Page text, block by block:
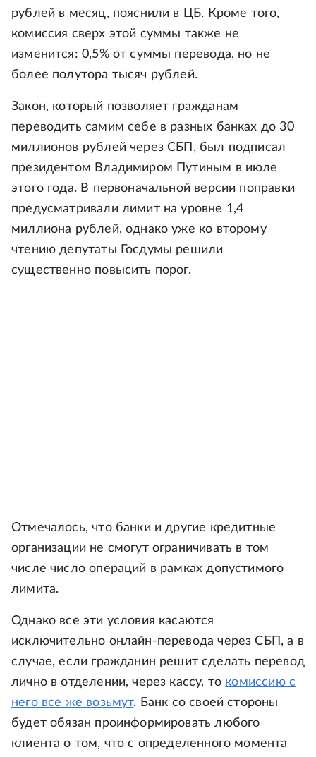
рублей в месяц, пояснили в ЦБ. Кроме того,
комиссия сверх этой суммы также не
изменится: 0,5% от суммы перевода, но не
более полутора тысяч рублей.
Закон, который позволяет гражданам
переводить самим себе в разных банках до 30
миллионов рублей через СБП, был подписал
президентом Владимиром Путиным в июле
этого года. В первоначальной версии поправки
предусматривали лимит на уровне 1,4
миллиона рублей, однако уже ко второму
чтению депутаты Госдумы решили
существенно повысить порог.
Отмечалось, что банки и другие кредитные
организации не смогут ограничивать в том
числе число операций в рамках допустимого
лимита.
Однако все эти условия касаются
исключительно онлайн-перевода через СБП, а в
случае, если гражданин решит сделать перевод
лично в отделении, через кассу, то комиссию с
него все же возьмут. Банк со своей стороны
будет обязан проинформировать любого
клиента о том, что с определенного момента